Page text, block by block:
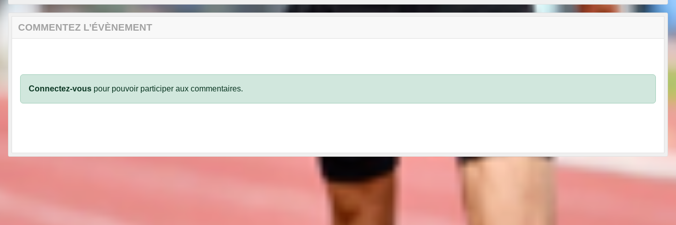
COMMENTEZ L’ÉVÈNEMENT
Connectez-vous pour pouvoir participer aux commentaires.